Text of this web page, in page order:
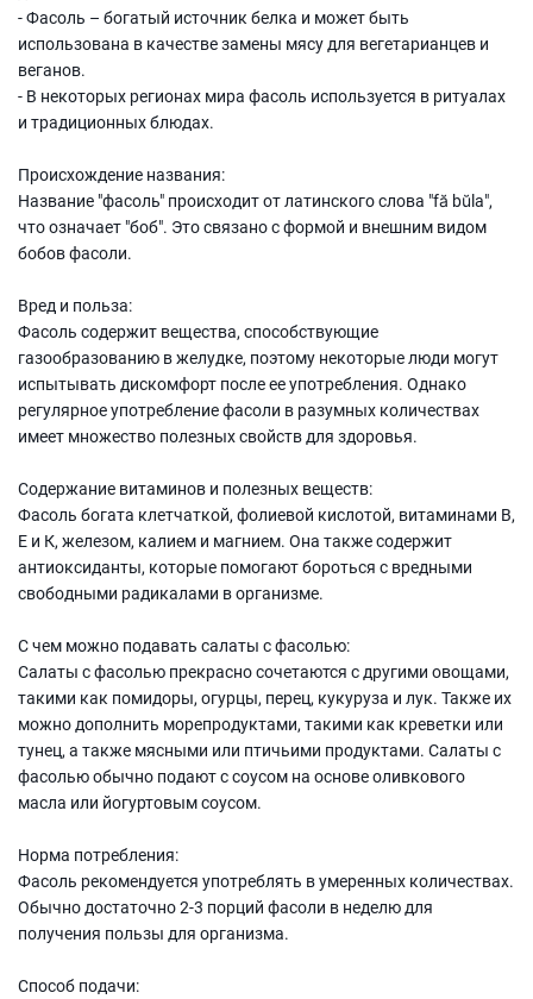
- Фасоль – богатый источник белка и может быть
использована в качестве замены мясу для вегетарианцев и
веганов.
- В некоторых регионах мира фасоль используется в ритуалах
и традиционных блюдах.
Происхождение названия:
Название "фасоль" происходит от латинского слова "fă bŭla",
что означает "боб". Это связано с формой и внешним видом
бобов фасоли.
Вред и польза:
Фасоль содержит вещества, способствующие
газообразованию в желудке, поэтому некоторые люди могут
испытывать дискомфорт после ее употребления. Однако
регулярное употребление фасоли в разумных количествах
имеет множество полезных свойств для здоровья.
Содержание витаминов и полезных веществ:
Фасоль богата клетчаткой, фолиевой кислотой, витаминами В,
Е и К, железом, калием и магнием. Она также содержит
антиоксиданты, которые помогают бороться с вредными
свободными радикалами в организме.
С чем можно подавать салаты с фасолью:
Салаты с фасолью прекрасно сочетаются с другими овощами,
такими как помидоры, огурцы, перец, кукуруза и лук. Также их
можно дополнить морепродуктами, такими как креветки или
тунец, а также мясными или птичьими продуктами. Салаты с
фасолью обычно подают с соусом на основе оливкового
масла или йогуртовым соусом.
Норма потребления:
Фасоль рекомендуется употреблять в умеренных количествах.
Обычно достаточно 2-3 порций фасоли в неделю для
получения пользы для организма.
Способ подачи: